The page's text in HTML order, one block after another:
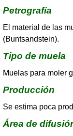
Petrografía
El material de las
(Buntsandstein).
Tipo de muela
Muelas para moler
Producción
Se estima poca
Área de